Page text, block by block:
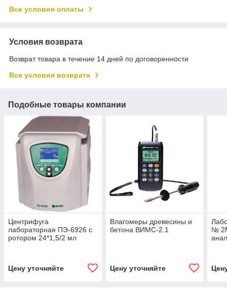
Все условия оплаты
Условия возврата
Возврат товара в течение 14 дней по договоренности
Все условия возврата
Подобные товары компании
Центрифуга
лабораторная ПЭ-6926 с
ротором 24*1,5/2 мл
Цену уточняйте
Влагомеры древесины и
бетона ВИМС-2.1
Цену уточняйте
№